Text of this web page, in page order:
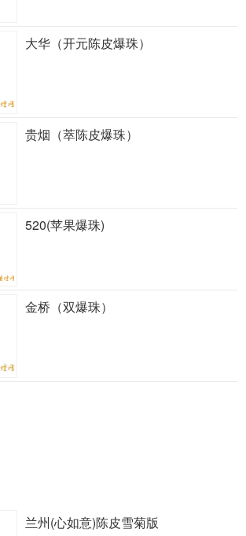
大华（开元陈皮爆珠）
贵烟（萃陈皮爆珠）
520(苹果爆珠)
金桥（双爆珠）
兰州(心如意)陈皮雪菊版